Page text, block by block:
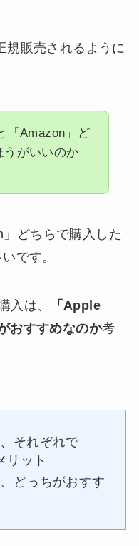
規販売されるように
「Amazon」ど
うがいいのか
どちらで購入した
です。
入は、
「Apple
おすすめなのか考
それぞれで
リット
どっちがおすす